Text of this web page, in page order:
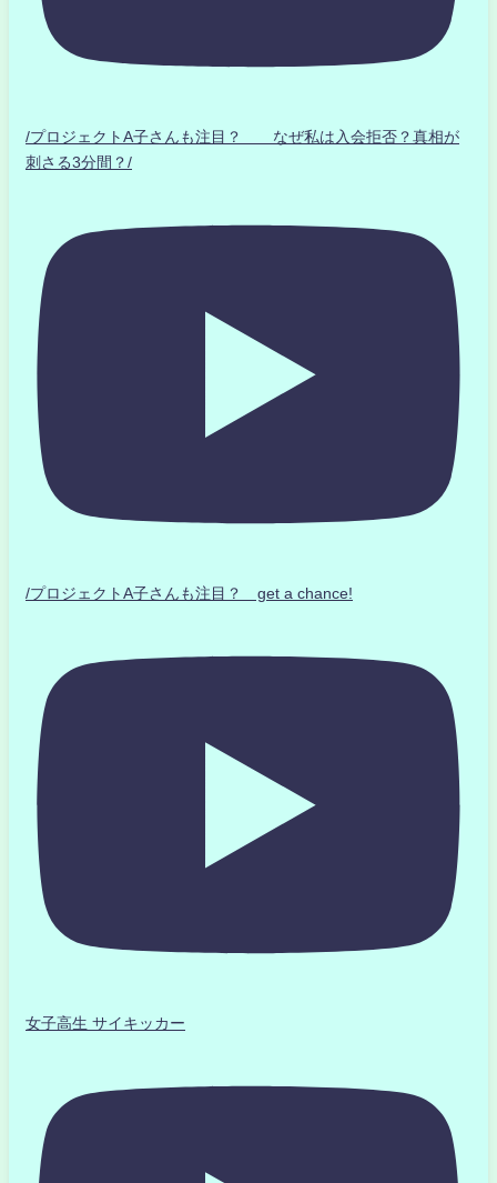
/プロジェクトA子さんも注目？ なぜ私は入会拒否？真相が
刺さる3分間？/
/プロジェクトA子さんも注目？ get a chance!
女子高生 サイキッカー